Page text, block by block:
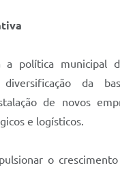
a política municipal
da
de novos
e logísticos.
o